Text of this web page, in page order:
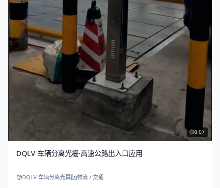
0:07
DQLV 车辆分离光栅·高速公路出入口应用
DQLV 车辆分离光幕 物流 / 交通